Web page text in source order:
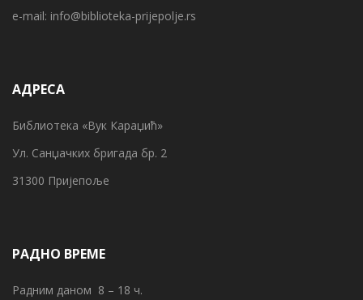
e-mail: info@biblioteka-prijepolje.rs
АДРЕСА
Библиотека «Вук Караџић»
Ул. Санџачких бригада бр. 2
31300 Пријепоље
РАДНО ВРЕМЕ
Радним даном 8 – 18 ч.